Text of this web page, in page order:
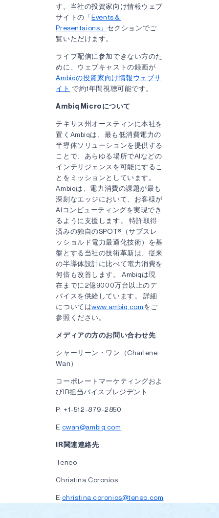
す。当社の投資家向け情報ウェブ
サイトの「Events＆
Presentaions」 セクションでご
覧いただけます。
ライブ配信に参加できない方のた
めに、ウェブキャストの録画が
Ambiqの投資家向け情報ウェブサ
イト で約1年間視聴可能です。
Ambiq Microについて
テキサス州オースティンに本社を
置くAmbiqは、最も低消費電力の
半導体ソリューションを提供する
ことで、あらゆる場所でAIなどの
インテリジェンスを可能にするこ
とをミッションとしています。
Ambiqは、電力消費の課題が最も
深刻なエッジにおいて、お客様が
AIコンピューティングを実現でき
るように支援します。 特許取得
済みの独自のSPOT®（サブスレ
ッショルド電力最適化技術）を基
盤とする当社の技術革新は、従来
の半導体設計に比べて電力消費を
何倍も改善します。 Ambiqは現
在までに2億9000万台以上のデ
バイスを供給しています。 詳細
についてはwww.ambiq.comをご
参照ください。
メディアの方のお問い合わせ先
シャーリーン・ワン（Charlene
Wan）
コーポレートマーケティングおよ
びIR担当バイスプレジデント
P: +1-512-879-2850
E:cwan@ambiq.com
IR関連連絡先
Teneo
Christina Coronios
E:christina.coronios@teneo.com